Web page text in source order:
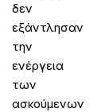
δεν
εξάντλησαν
την
ενέργεια
των
ασκούμενων